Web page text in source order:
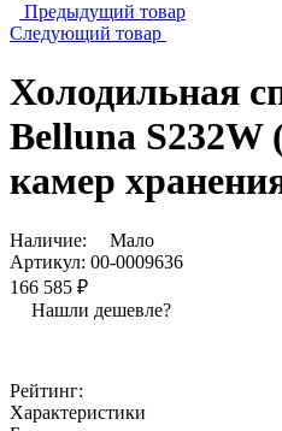
Предыдущий товар
Следующий товар
Холодильная
Belluna S232W
камер
Наличие:
Мало
Артикул: 00-0009636
166 585 ₽
Нашли дешевле?
Рейтинг:
Характеристики